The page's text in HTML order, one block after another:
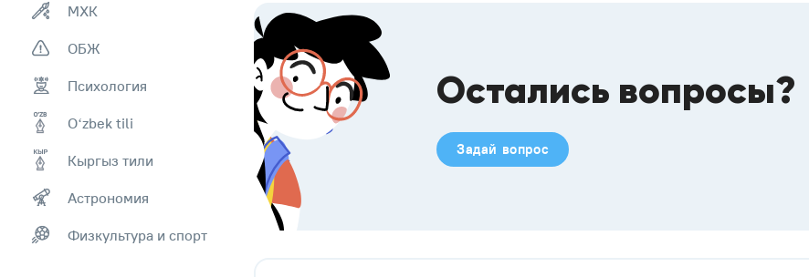
МХК
ОБЖ
Психология
Оʻzbek tili
Кыргыз тили
Астрономия
Физкультура и спорт
Остались вопросы?
Задай вопрос